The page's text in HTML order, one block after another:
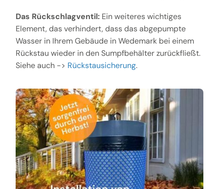
Das Rückschlagventil:Ein weiteres wichtiges
Element, das verhindert, dass das abgepumpte
Wasser in Ihrem Gebäude in Wedemark bei einem
Rückstau wieder in den Sumpfbehälter zurückfließt.
Siehe auch -> Rückstausicherung.